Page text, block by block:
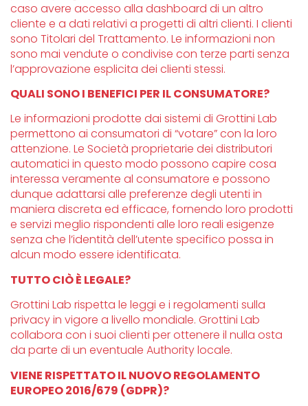
caso avere accesso alla dashboard di un altro
cliente e a dati relativi a progetti di altri clienti. I clienti
sono Titolari del Trattamento. Le informazioni non
sono mai vendute o condivise con terze parti senza
l’approvazione esplicita dei clienti stessi.
QUALI SONO I BENEFICI PER IL CONSUMATORE?
Le informazioni prodotte dai sistemi di Grottini Lab
permettono ai consumatori di “votare” con la loro
attenzione. Le Società proprietarie dei distributori
automatici in questo modo possono capire cosa
interessa veramente al consumatore e possono
dunque adattarsi alle preferenze degli utenti in
maniera discreta ed efficace, fornendo loro prodotti
e servizi meglio rispondenti alle loro reali esigenze
senza che l’identità dell’utente specifico possa in
alcun modo essere identificata.
TUTTO CIÒ È LEGALE?
Grottini Lab rispetta le leggi e i regolamenti sulla
privacy in vigore a livello mondiale. Grottini Lab
collabora con i suoi clienti per ottenere il nulla osta
da parte di un eventuale Authority locale.
VIENE RISPETTATO IL NUOVO REGOLAMENTO
EUROPEO 2016/679 (GDPR)?